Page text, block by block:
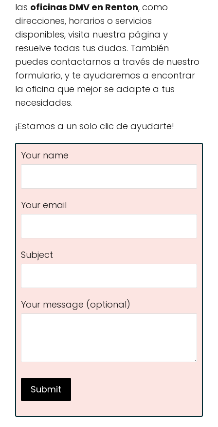
las oficinas DMV en Renton, como
direcciones, horarios o servicios
disponibles, visita nuestra página y
resuelve todas tus dudas. También
puedes contactarnos a través de nuestro
formulario, y te ayudaremos a encontrar
la oficina que mejor se adapte a tus
necesidades.
¡Estamos a un solo clic de ayudarte!
Your name
Your email
Subject
Your message (optional)